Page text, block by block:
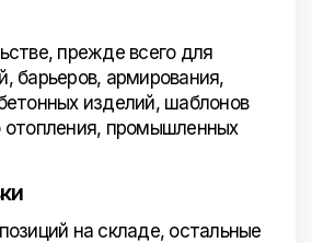
прежде всего для
барьеров, армирования,
изделий, шаблонов
отопления, промышленных
на складе, остальные